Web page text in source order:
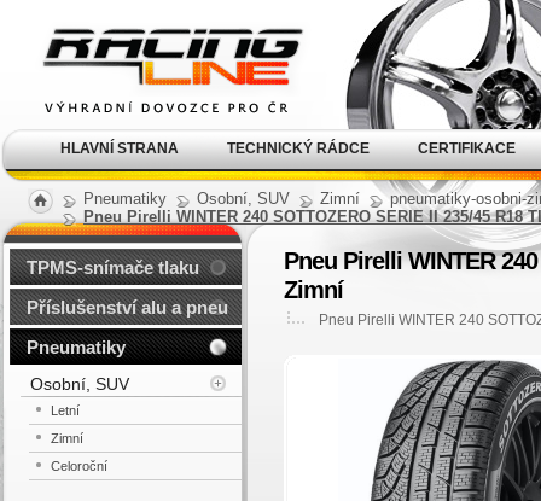
Pneumatiky Osobní, SUV Zimní
pneumatiky-osobni-
Pneu Pirelli WINTER 240 SOTTOZERO SERIE II 235/45 R18
Pneu Pirelli WINTER
Zimní
Pneu Pirelli WINTER 240
TPMS-snímače tlaku
Příslušenství alu a pneu
Pneumatiky
Osobní, SUV
Letní
Zimní
Celoroční
kola Racing Line
HLAVNÍ STRANA TECHNICKÝ RÁDCE CERTIFIKACE